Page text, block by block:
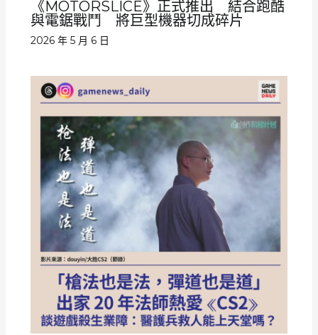
《MOTORSLICE》正式推出 結合跑酷
與電鋸戰鬥 將巨型機器切成碎片
2026 年 5 月 6 日